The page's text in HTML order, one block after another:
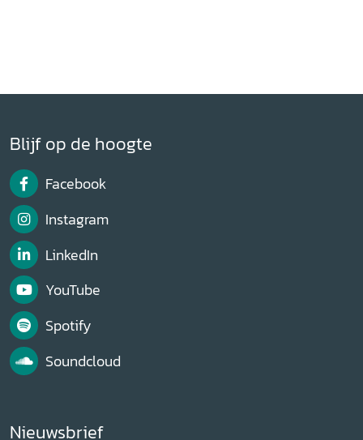
Blijf op de hoogte
Facebook
Instagram
LinkedIn
YouTube
Spotify
Soundcloud
Nieuwsbrief